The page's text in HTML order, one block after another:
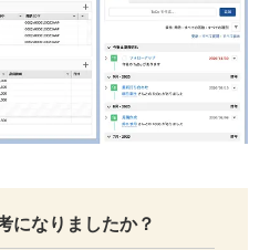
になりましたか？